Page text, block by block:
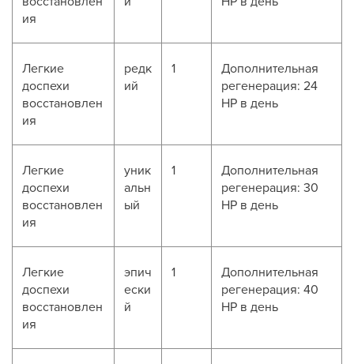
ия
Легкие
доспехи
восстановлен
ия
редк
ий
1
Дополнительная
регенерация: 24
HP в день
Легкие
доспехи
восстановлен
ия
уник
альн
ый
1
Дополнительная
регенерация: 30
HP в день
Легкие
доспехи
восстановлен
ия
эпич
ески
й
1
Дополнительная
регенерация: 40
HP в день